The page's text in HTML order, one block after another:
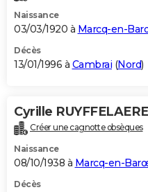
Naissance
03/03/1920 à Marcq-en-
Décès
13/01/1996 à Cambrai (Nord)
Cyrille RUYFFELAERE
Créer une cagnotte obsèques
Naissance
08/10/1938 à Marcq-en-
Décès